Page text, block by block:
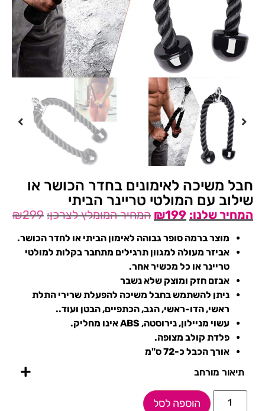
חבל משיכה לאימונים בחדר הכושר או
שילוב עם המולטי טריינר הביתי
₪299 ₪199
מוצר ברמה סופר גבוהה לאימון הביתי או לחדר הכושר.
אביזר מעולה למגוון תרגילים מתחבר בקלות למולטי
טריינר או כל מכשיר אחר.
אבזם חזק ומוצק שלא נשבר
ניתן להשתמש בחבל משיכה להפעלת שרירי התלת
ראשי, הדו-ראשי, הגב, הכתפיים, הבטן ועוד..
עשוי מניילון, נירוסטה, ABS אינו מחליק.
פלדת קולב מצופה.
אורך הכבל כ-72 ס"מ
תיאור מורחב
הוספה לסל